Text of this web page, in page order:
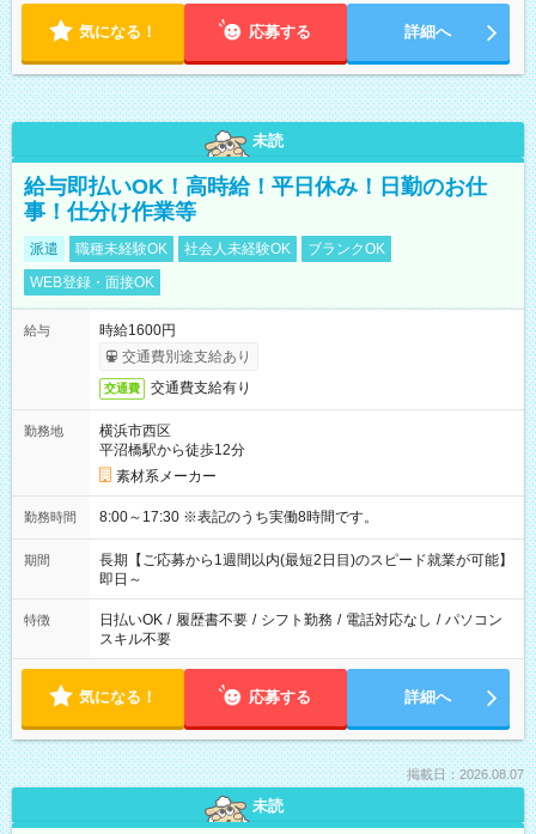
気になる！ 応募する 詳細へ
未読
給与即払いOK！高時給！平日休み！日勤のお仕
事！仕分け作業等
派遣 職種未経験OK 社会人未経験OK
ブランクOK
WEB登録・面接OK
給与
時給1600円
交通費別途支給あり
交通費 交通費支給有り
勤務地
横浜市西区
平沼橋駅から徒歩12分
素材系メーカー
勤務時間 8:00～17:30 ※表記のうち実働8時間です。
期間
長期【ご応募から1週間以内(最短2日目)のスピード就業が可能】
即日～
特徴 日払いOK / 履歴書不要 / シフト勤務 / 電話対応なし / パソコン
スキル不要
気になる！ 応募する 詳細へ
掲載日：2026.08.07
未読